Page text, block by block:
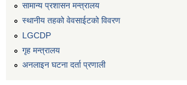
सामान्य प्रशासन मन्त्रालय
स्थानीय तहको वेवसाईटको विवरण
LGCDP
गृह मन्त्रालय
अनलाइन घटना दर्ता प्रणाली